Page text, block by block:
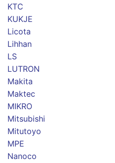
KTC
KUKJE
Licota
Lihhan
LS
LUTRON
Makita
Maktec
MIKRO
Mitsubishi
Mitutoyo
MPE
Nanoco